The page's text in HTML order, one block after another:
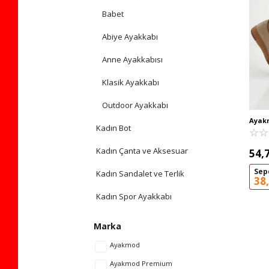
Babet
Abiye Ayakkabı
Anne Ayakkabısı
Klasik Ayakkabı
Outdoor Ayakkabı
Kadın Bot
Kadın Çanta ve Aksesuar
Kadın Sandalet ve Terlik
Kadın Spor Ayakkabı
Marka
Ayakmod
Ayakmod Premium
420 Z
☆☆
★★